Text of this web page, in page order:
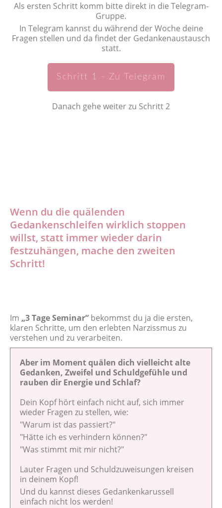
Als ersten Schritt komm bitte direkt in die Telegram-
Gruppe.
In Telegram kannst du während der Woche deine
Fragen stellen und da findet der Gedankenaustausch
statt.
Schritt 1 - Zu Telegram
Danach gehe weiter zu Schritt 2
Wenn du die quälenden
Gedankenschleifen wirklich stoppen
willst, statt immer wieder darin
festzuhängen, mache den zweiten
Schritt!
Im „3 Tage Seminar“ bekommst du ja die ersten,
klaren Schritte, um den erlebten Narzissmus zu
verstehen und zu verarbeiten.
Aber im Moment quälen dich vielleicht alte
Gedanken, Zweifel und Schuldgefühle und
rauben dir Energie und Schlaf?
Dein Kopf hört einfach nicht auf, sich immer
wieder Fragen zu stellen, wie:
"Warum ist das passiert?"
"Hätte ich es verhindern können?"
"Was stimmt mit mir nicht?"
Lauter Fragen und Schuldzuweisungen kreisen
in deinem Kopf!
Und du kannst dieses Gedankenkarussell
einfach nicht los werden!